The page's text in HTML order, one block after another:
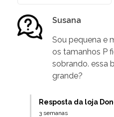
Susana
Sou pequena e
os tamanhos P
sobrando. essa
grande?
Resposta da loja
3 semanas